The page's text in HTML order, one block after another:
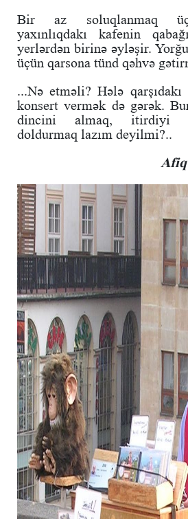
Bir az soluqlanmaq
yaxınlıqdakı kafenin
yerlərdən birinə əyləşir.
üçün qarsona tünd qəhvə
...Nə etməli? Hələ
konsert vermək də gərək.
dincini almaq, itirdiyi
doldurmaq lazım deyilmi?..